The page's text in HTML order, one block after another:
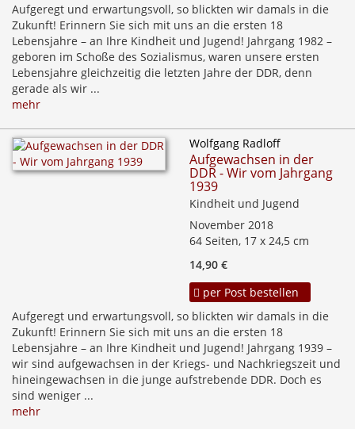
Aufgeregt und erwartungsvoll, so blickten wir damals in die
Zukunft! Erinnern Sie sich mit uns an die ersten 18
Lebensjahre – an Ihre Kindheit und Jugend! Jahrgang 1982 –
geboren im Schoße des Sozialismus, waren unsere ersten
Lebensjahre gleichzeitig die letzten Jahre der DDR, denn
gerade als wir ...
mehr
Wolfgang Radloff
Aufgewachsen in der
DDR - Wir vom Jahrgang
1939
Kindheit und Jugend
November 2018
64 Seiten, 17 x 24,5 cm
14,90 €
per Post bestellen
Aufgeregt und erwartungsvoll, so blickten wir damals in die
Zukunft! Erinnern Sie sich mit uns an die ersten 18
Lebensjahre – an Ihre Kindheit und Jugend! Jahrgang 1939 –
wir sind aufgewachsen in der Kriegs- und Nachkriegszeit und
hineingewachsen in die junge aufstrebende DDR. Doch es
sind weniger ...
mehr